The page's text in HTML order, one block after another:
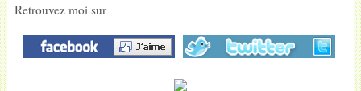
Retrouvez moi sur